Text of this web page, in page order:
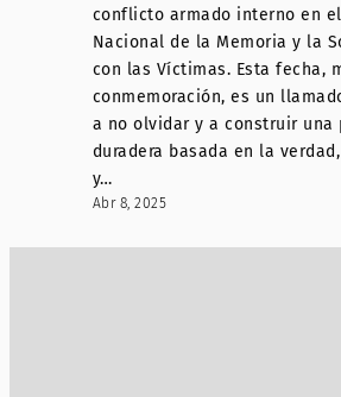
conflicto armado interno en
Nacional de la Memoria y la
con las Víctimas. Esta fecha,
conmemoración, es un
a no olvidar y a construir una
duradera basada en la
y…
Abr 8, 2025